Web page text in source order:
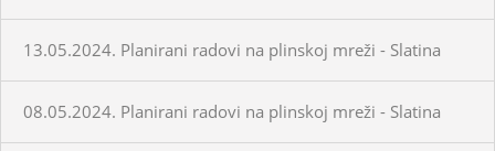
13.05.2024. Planirani radovi na plinskoj mreži - Slatina
08.05.2024. Planirani radovi na plinskoj mreži - Slatina